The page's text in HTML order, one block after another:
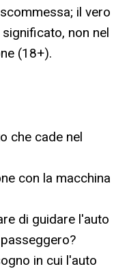
il vero
non nel
(18+).
che cade nel
con la macchina
di guidare l'auto
in cui l'auto